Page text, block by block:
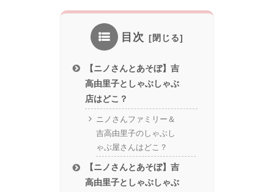
目次
【ニノさんとあそぼ】吉
高由里子としゃぶしゃぶ
店はどこ？
ニノさんファミリー＆
吉高由里子のしゃぶし
ゃぶ屋さんはどこ？
【ニノさんとあそぼ】吉
高由里子としゃぶしゃぶ